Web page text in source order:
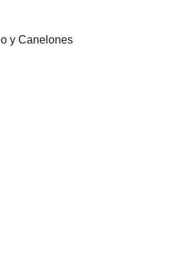
y Canelones